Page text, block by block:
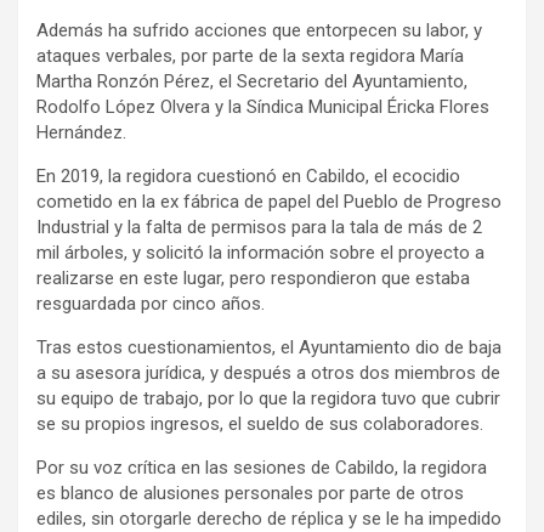
Además ha sufrido acciones que entorpecen su labor, y
ataques verbales, por parte de la sexta regidora María
Martha Ronzón Pérez, el Secretario del Ayuntamiento,
Rodolfo López Olvera y la Síndica Municipal Éricka Flores
Hernández.
En 2019, la regidora cuestionó en Cabildo, el ecocidio
cometido en la ex fábrica de papel del Pueblo de Progreso
Industrial y la falta de permisos para la tala de más de 2
mil árboles, y solicitó la información sobre el proyecto a
realizarse en este lugar, pero respondieron que estaba
resguardada por cinco años.
Tras estos cuestionamientos, el Ayuntamiento dio de baja
a su asesora jurídica, y después a otros dos miembros de
su equipo de trabajo, por lo que la regidora tuvo que cubrir
se su propios ingresos, el sueldo de sus colaboradores.
Por su voz crítica en las sesiones de Cabildo, la regidora
es blanco de alusiones personales por parte de otros
ediles, sin otorgarle derecho de réplica y se le ha impedido